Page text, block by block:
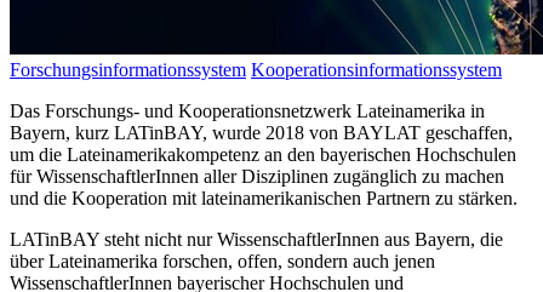
Forschungs­informations­system Kooperations­informations­system
Das Forschungs- und Kooperationsnetzwerk Lateinamerika in
Bayern, kurz LATinBAY, wurde 2018 von BAYLAT geschaffen,
um die Lateinamerikakompetenz an den bayerischen Hochschulen
für WissenschaftlerInnen aller Disziplinen zugänglich zu machen
und die Kooperation mit lateinamerikanischen Partnern zu stärken.
LATinBAY steht nicht nur WissenschaftlerInnen aus Bayern, die
über Lateinamerika forschen, offen, sondern auch jenen
WissenschaftlerInnen bayerischer Hochschulen und